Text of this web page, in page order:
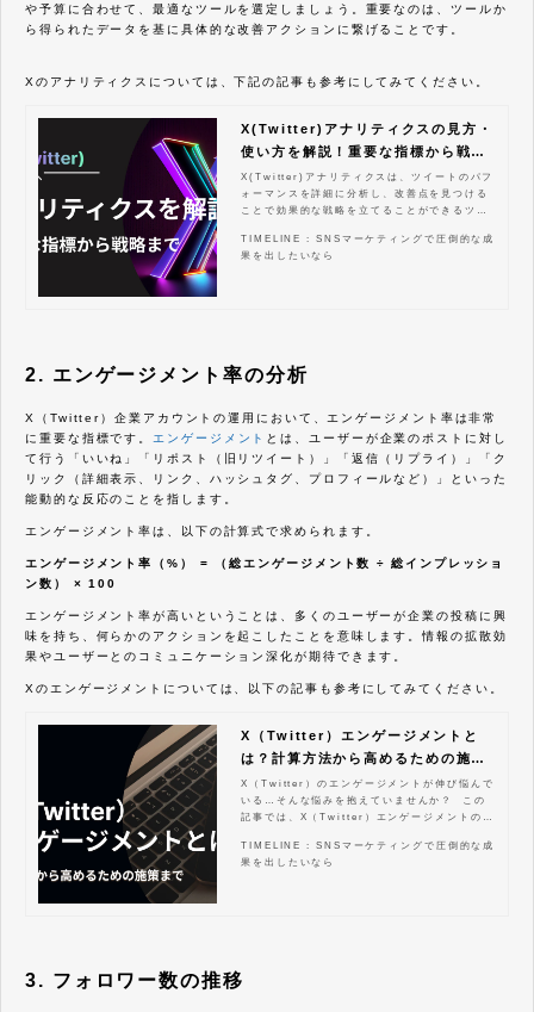
や予算に合わせて、最適なツールを選定しましょう。重要なのは、ツールか
ら得られたデータを基に具体的な改善アクションに繋げることです。
Xのアナリティクスについては、下記の記事も参考にしてみてください。
X(Twitter)アナリティクスの見方・
使い方を解説！重要な指標から戦略
まで
X(Twitter)アナリティクスは、ツイートのパフ
ォーマンスを詳細に分析し、改善点を見つける
ことで効果的な戦略を立てることができるツー
クスの基本的な使い方から、具体的な活用方
法、競合分析、広告効果測定まで、ビジネスを
分析まで、X(Twitter)マーケティングを次のレ
す。
TIMELINE : SNSマーケティングで圧倒的な成
果を出したいなら
2. エンゲージメント率の分析
X（Twitter）企業アカウントの運用において、エンゲージメント率は非常
に重要な指標です。 エンゲージメント とは、ユーザーが企業のポストに対し
て行う「いいね」「リポスト（旧リツイート）」「返信（リプライ）」「ク
リック（詳細表示、リンク、ハッシュタグ、プロフィールなど）」といった
能動的な反応のことを指します。
エンゲージメント率は、以下の計算式で求められます。
エンゲージメント率（%） = （総エンゲージメント数 ÷ 総インプレッショ
ン数） × 100
エンゲージメント率が高いということは、多くのユーザーが企業の投稿に興
味を持ち、何らかのアクションを起こしたことを意味します。情報の拡散効
果やユーザーとのコミュニケーション深化が期待できます。
Xのエンゲージメントについては、以下の記事も参考にしてみてください。
X（Twitter）エンゲージメントと
は？計算方法から高めるための施策
まで
X（Twitter）のエンゲージメントが伸び悩んで
いる…そんな悩みを抱えていませんか？ この
記事では、X（Twitter）エンゲージメントの基
網羅的に解説します。 エンゲージメントとは
何か、なぜ重要なのかを理解し、計算方法やイ
げ、最終的にはビジネス成果に貢献できるでし
TIMELINE : SNSマーケティングで圧倒的な成
果を出したいなら
3. フォロワー数の推移